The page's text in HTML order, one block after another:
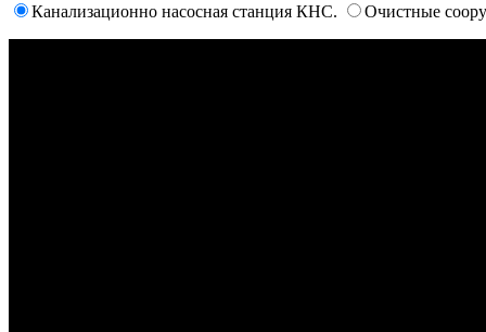
Канализационно насосная станция КНС. Очистные